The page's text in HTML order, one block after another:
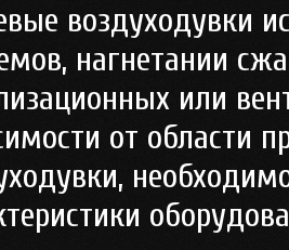
воздуходувки
нагнетании
или
от области